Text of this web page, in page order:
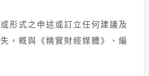
形式之申述或訂立任何建議及
，概與《精實財經媒體》、編